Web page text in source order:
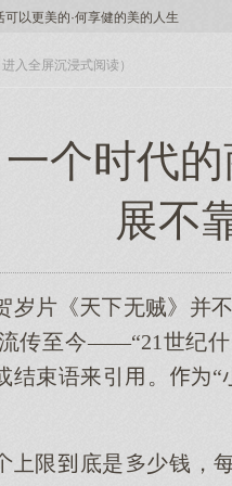
可以更美的·何享健的美的人生
入全屏沉浸式阅读）
个时代
展不
贺岁片《无贼》
传至今——“21世纪
语引。“
限底是少钱，每